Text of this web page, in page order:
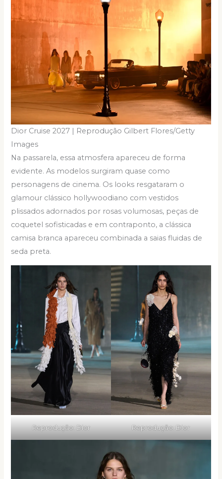
Dior Cruise 2027 | Reprodução Gilbert Flores/Getty
Images
Na passarela, essa atmosfera apareceu de forma
evidente. As modelos surgiram quase como
personagens de cinema. Os looks resgataram o
glamour clássico hollywoodiano com vestidos
plissados adornados por rosas volumosas, peças de
coquetel sofisticadas e em contraponto, a clássica
camisa branca apareceu combinada a saias fluidas de
seda preta.
Reprodução: Dior Reprodução: Dior